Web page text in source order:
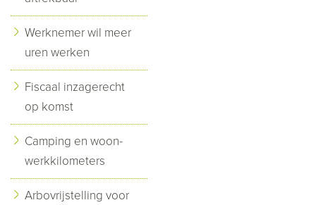
Werknemer wil meer
uren werken
Fiscaal inzagerecht
op komst
Camping en woon-
werkkilometers
Arbovrijstelling voor